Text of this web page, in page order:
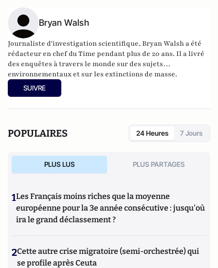
Bryan Walsh
Journaliste d'investigation scientifique, Bryan Walsh a été
rédacteur en chef du Time pendant plus de 20 ans. Il a livré
des enquêtes à travers le monde sur des sujets
environnementaux et sur les extinctions de masse.
Aujourd'hui, il couvre les technologies émergentes et les
grandes tendances pour Bloomberg, Newsweek et Axios.
SUIVRE
POPULAIRES 24 Heures 7 Jours
PLUS LUS PLUS PARTAGES
1Les Français moins riches que la moyenne
européenne pour la 3e année consécutive : jusqu'où
ira le grand déclassement ?
2Cette autre crise migratoire (semi-orchestrée) qui
se profile après Ceuta